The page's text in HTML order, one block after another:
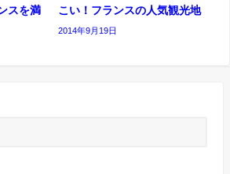
スを満
こい！フランスの人気観光地
2014年9月19日